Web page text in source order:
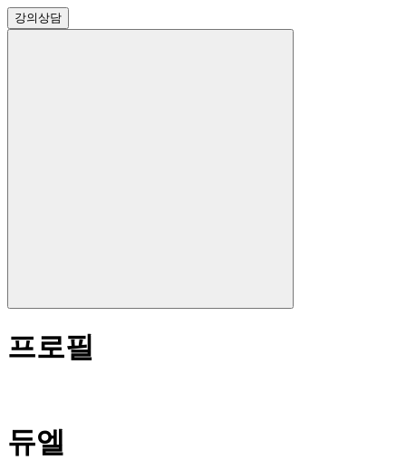
강의상담
프로필
듀엘